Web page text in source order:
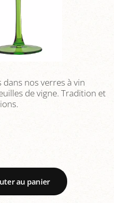
dans nos verres à vin
de vigne. Tradition et
au panier